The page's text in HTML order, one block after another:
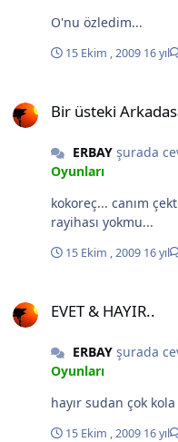
O'nu özledim...
15 Ekim , 2009 16 yıl
Bir üsteki
ERBAYşurada
Oyunları
kokoreç... canım çekti olsada yesek bea hele o mis gibi
rayihası yokmu...
15 Ekim , 2009 16 yıl
EVET & HAYIR..
ERBAYşurada
Oyunları
hayır sudan çok
15 Ekim , 2009 16 yıl